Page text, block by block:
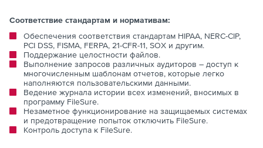
Соответствие стандартам и нормативам:
Обеспечения соответствия стандартам HIPAA, NERC-CIP,
PCI DSS, FISMA, FERPA, 21-CFR-11, SOX и другим.
Поддержание целостности файлов.
Выполнение запросов различных аудиторов – доступ к
многочисленным шаблонам отчетов, которые легко
наполняются пользовательскими данными.
Ведение журнала истории всех изменений, вносимых в
программу FileSure.
Незаметное функционирование на защищаемых системах
и предотвращение попыток отключить FileSure.
Контроль доступа к FileSure.